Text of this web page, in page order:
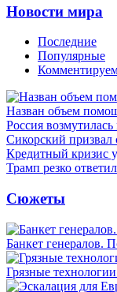
Новости мира
Последние
Популярные
Назван объем
Россия
Сикорский
Кредитный кризис
Трамп резко
Сюжеты
Банкет генералов.
Грязные